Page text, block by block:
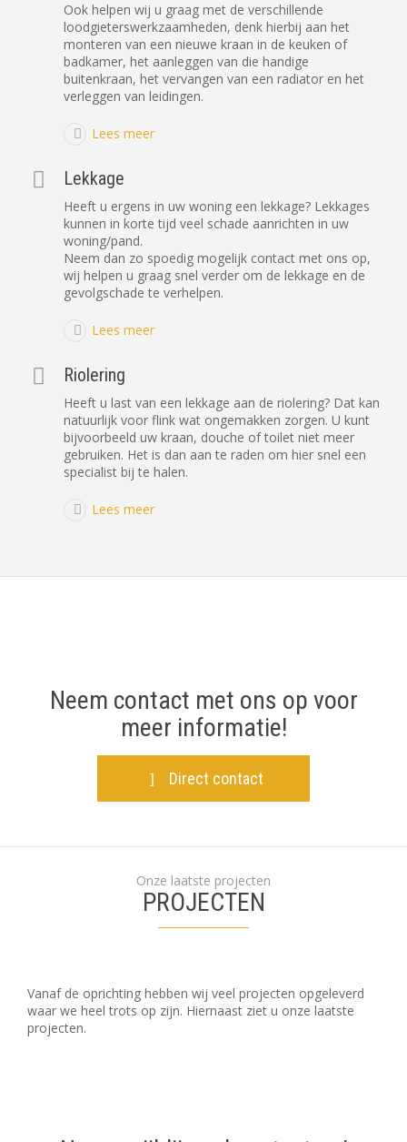
Ook helpen wij u graag met de verschillende
loodgieterswerkzaamheden, denk hierbij aan het
monteren van een nieuwe kraan in de keuken of
badkamer, het aanleggen van die handige
buitenkraan, het vervangen van een radiator en het
verleggen van leidingen.
Lees meer
Lekkage
Heeft u ergens in uw woning een lekkage? Lekkages
kunnen in korte tijd veel schade aanrichten in uw
woning/pand.
Neem dan zo spoedig mogelijk contact met ons op,
wij helpen u graag snel verder om de lekkage en de
gevolgschade te verhelpen.
Lees meer
Riolering
Heeft u last van een lekkage aan de riolering? Dat kan
natuurlijk voor flink wat ongemakken zorgen. U kunt
bijvoorbeeld uw kraan, douche of toilet niet meer
gebruiken. Het is dan aan te raden om hier snel een
specialist bij te halen.
Lees meer
Neem contact met ons op voor
meer informatie!
Direct contact
Onze laatste projecten
PROJECTEN
Vanaf de oprichting hebben wij veel projecten opgeleverd
waar we heel trots op zijn. Hiernaast ziet u onze laatste
projecten.